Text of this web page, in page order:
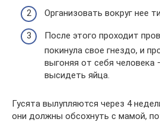
Организовать вокруг нее
После этого проходит
покинула свое гнездо, и
выгоняя от себя человека
высидеть яйца.
Гусята вылупляются через 4
они должны обсохнуть с мамой,